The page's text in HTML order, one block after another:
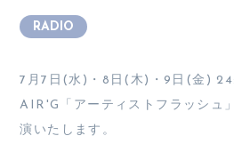
RADIO
7月7日(水)・8日(木)・9日(金)
AIR'G「アーティストフラッシュ
演いたします。